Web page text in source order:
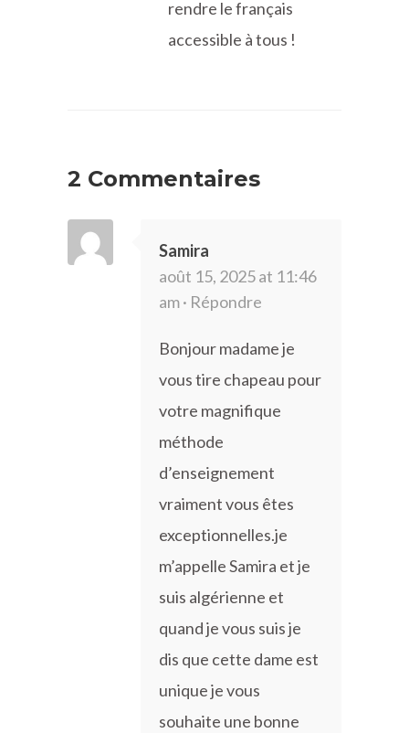
rendre le français
accessible à tous !
2 Commentaires
Samira
août 15, 2025 at 11:46
am · Répondre
Bonjour madame je
vous tire chapeau pour
votre magnifique
méthode
d’enseignement
vraiment vous êtes
exceptionnelles.je
m’appelle Samira et je
suis algérienne et
quand je vous suis je
dis que cette dame est
unique je vous
souhaite une bonne